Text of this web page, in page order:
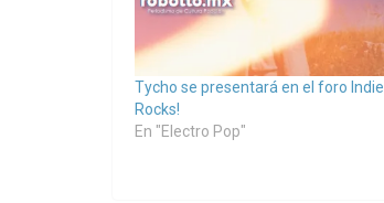
Tycho se presentará en el foro Indie
Rocks!
En "Electro Pop"